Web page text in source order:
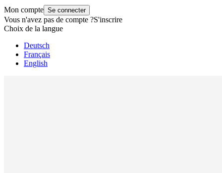
Mon compte Se connecter
Vous n'avez pas de compte ?S'inscrire
Choix de la langue
Deutsch
Français
English